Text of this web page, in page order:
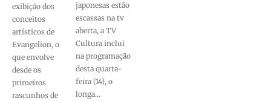
exibição dos
conceitos
artísticos de
Evangelion, o
que envolve
desde os
primeiros
rascunhos de
japonesas estão
escassas na tv
aberta, a TV
Cultura inclui
na programação
desta quarta-
feira (14), o
longa...